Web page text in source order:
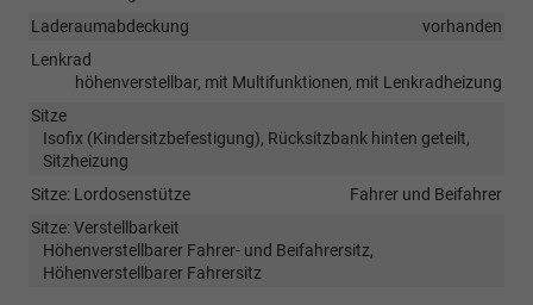
Laderaumabdeckung
vorhanden
Lenkrad
höhenverstellbar, mit Multifunktionen, mit Lenkradheizung
Sitze
Isofix (Kindersitzbefestigung), Rücksitzbank hinten geteilt,
Sitzheizung
Sitze: Lordosenstütze
Fahrer und Beifahrer
Sitze: Verstellbarkeit
Höhenverstellbarer Fahrer- und Beifahrersitz,
Höhenverstellbarer Fahrersitz